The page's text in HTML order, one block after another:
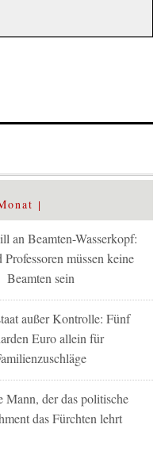
an Beamten-Wasserkopf:
müssen keine
Beamten sein
außer Kontrolle: Fünf
Euro allein für
Mann, der das politische
das Fürchten lehrt